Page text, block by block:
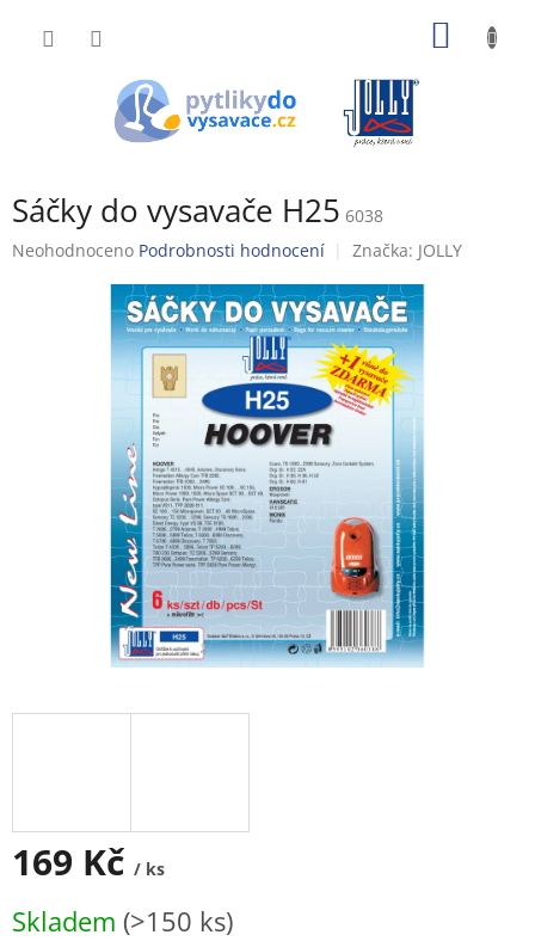
Sáčky do vysavače H25 6038
Průměrné
Neohodnoceno Podrobnosti hodnocení Značka: JOLLY
169 Kč / ks
cena:
Skladem (>150 ks)